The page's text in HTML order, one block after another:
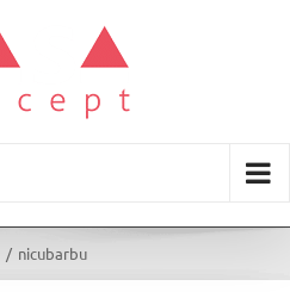
/ nicubarbu